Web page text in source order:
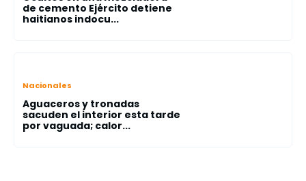
de cemento Ejército detiene
haitianos indocu...
Nacionales
Aguaceros y tronadas
sacuden el interior esta tarde
por vaguada; calor...